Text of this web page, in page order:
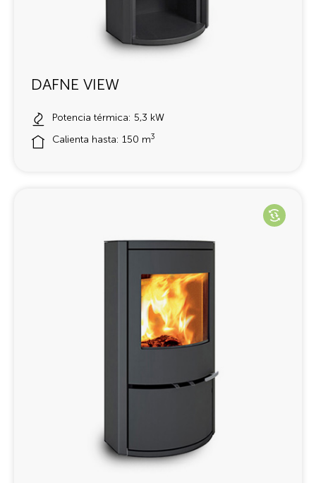
DAFNE VIEW
Potencia térmica: 5,3 kW
Calienta hasta: 150 m3